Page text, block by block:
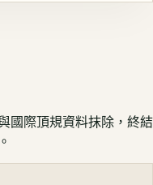
國際頂規資料抹除，終結